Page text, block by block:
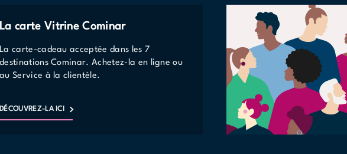
La carte Vitrine Cominar
La carte-cadeau acceptée dans les 7
destinations Cominar. Achetez-la en ligne ou
au Service à la clientèle.
DÉCOUVREZ-LA ICI